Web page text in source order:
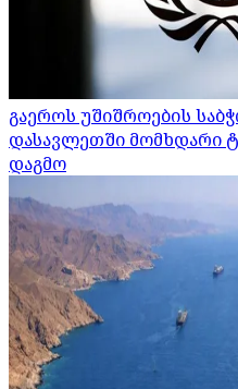
გაეროს უშიშროების
დასავლეთში მომხდარი
დაგმო